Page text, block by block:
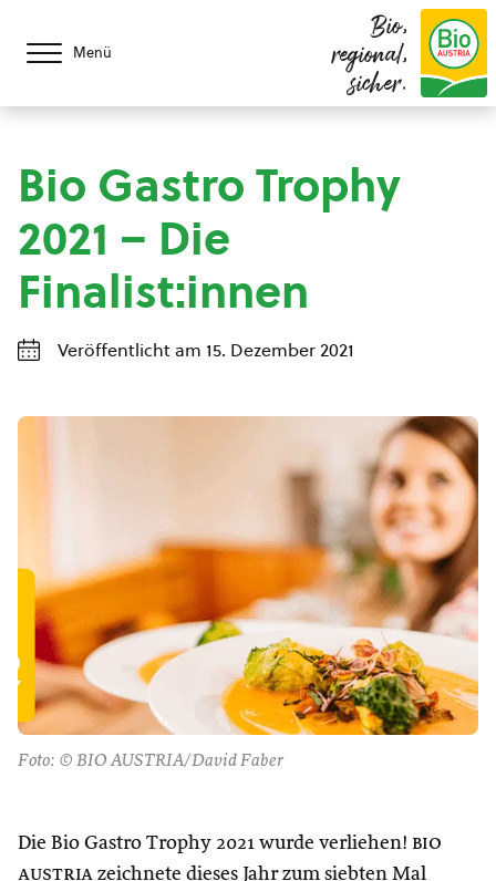
Menü
Bio,
regional,
sicher.
Bio Gastro Trophy
2021 – Die
Finalist:innen
Veröffentlicht am 15. Dezember 2021
Foto: © BIO AUSTRIA/David Faber
Die Bio Gastro Trophy 2021 wurde verliehen! bio
austria zeichnete dieses Jahr zum siebten Mal